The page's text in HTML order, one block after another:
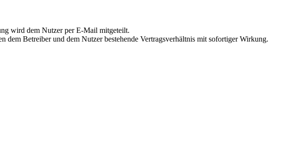
wird dem Nutzer per E-Mail mitgeteilt.
Betreiber und dem Nutzer bestehende Vertragsverhältnis mit sofortiger Wirkung.